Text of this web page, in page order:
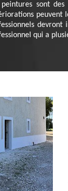
peintures sont
peuvent
qui a